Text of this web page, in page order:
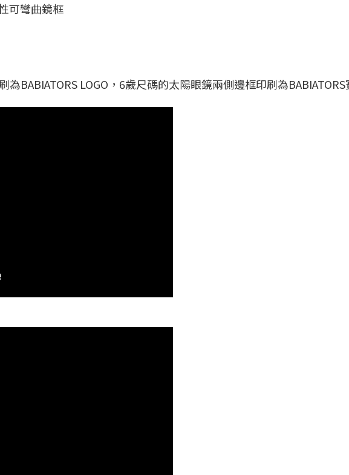
可彎曲鏡框
BABIATORS LOGO，6歲尺碼的太陽眼鏡兩側邊框印刷為BABIATORS